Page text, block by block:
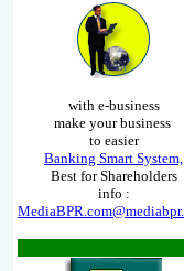
with e-business
make your business
to easier
Banking Smart System,
Best for Shareholders
info :